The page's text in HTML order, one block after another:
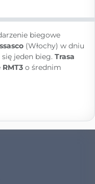
biegowe
(Włochy) w dniu
się jeden bieg. Trasa
RMT3 o średnim